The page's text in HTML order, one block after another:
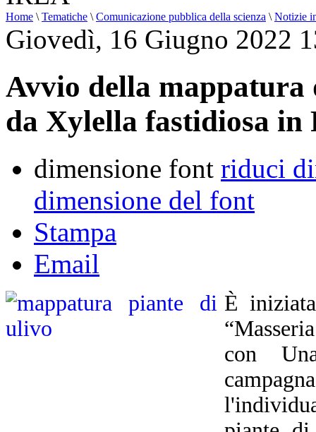
Home \ Tematiche \ Comunicazione pubblica della scienza \ Notizie
Giovedì, 16 Giugno 2022
Avvio della
da Xylella fastidiosa in
dimensione font riduci
dimensione del font
Stampa
Email
È
con